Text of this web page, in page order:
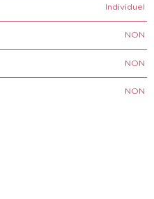
Individuel
NON
NON
NON